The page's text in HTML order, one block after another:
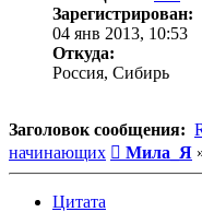
Зарегистрирован:
04 янв 2013, 10:53
Откуда:
Россия, Сибирь
Заголовок сообщения:
начинающих
Мила_Я
Цитата